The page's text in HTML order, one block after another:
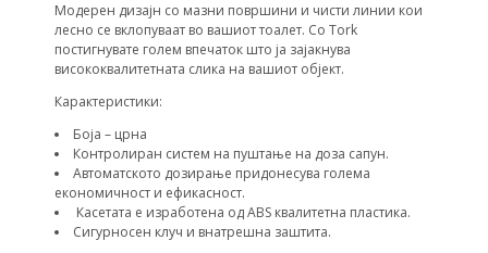
Модерен дизајн со мазни површини и чисти линии кои
лесно се вклопуваат во вашиот тоалет. Со Tork
постигнувате голем впечаток што ја зајакнува
висококвалитетната слика на вашиот објект.
Карактеристики:
Боја – црна
Контролиран систем на пуштање на доза сапун.
Автоматското дозирање придонесува голема
економичност и ефикасност.
Касетата е изработена од ABS квалитетна пластика.
Сигурносен клуч и внатрешна заштита.